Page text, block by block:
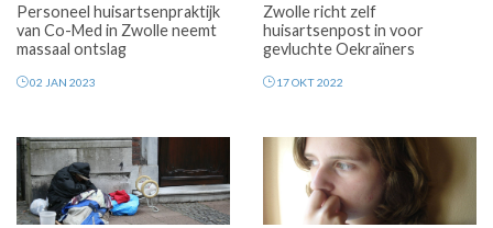
Personeel huisartsenpraktijk
van Co-Med in Zwolle neemt
massaal ontslag
02 JAN 2023
Zwolle richt zelf
huisartsenpost in voor
gevluchte Oekraïners
17 OKT 2022